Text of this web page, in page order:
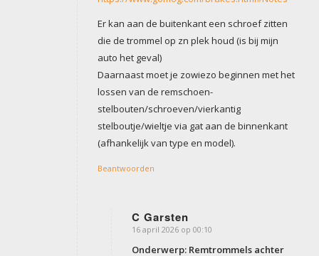
Er kan aan de buitenkant een schroef zitten
die de trommel op zn plek houd (is bij mijn
auto het geval)
Daarnaast moet je zowiezo beginnen met het
lossen van de remschoen-
stelbouten/schroeven/vierkantig
stelboutje/wieltje via gat aan de binnenkant
(afhankelijk van type en model).
Beantwoorden
C Garsten
zegt:
16 april 2026 op 00:10
Onderwerp: Remtrommels achter